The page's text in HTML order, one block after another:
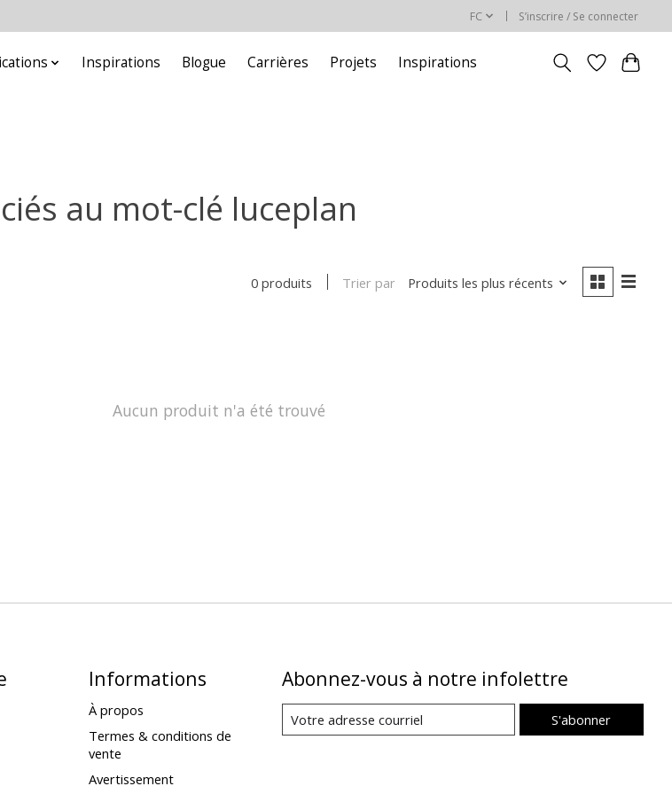
FC S’inscrire / Se connecter
Inspirations Blogue Carrières Projets Inspirations
au mot-clé luceplan
0 produits Trier par Produits les plus récents
Aucun produit n'a été trouvé
Informations
À propos
Termes & conditions de
vente
Avertissement
Abonnez-vous à notre infolettre
S'abonner